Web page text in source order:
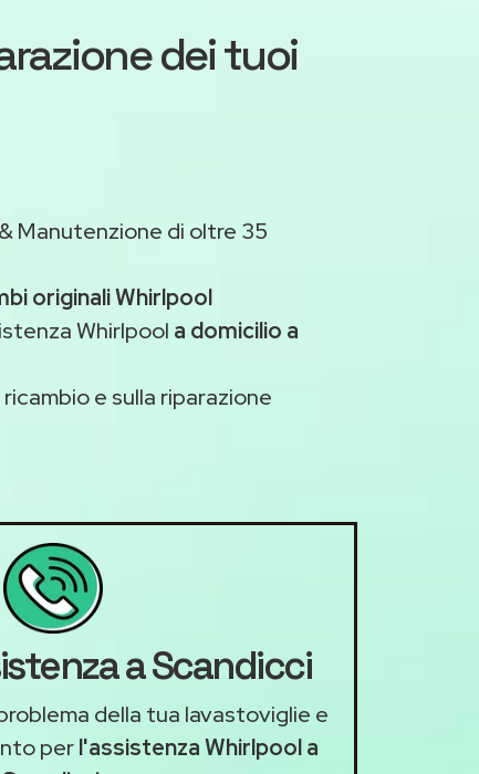
dei tuoi
Manutenzione di oltre 35
originali Whirlpool
Whirlpool a domicilio a
e sulla riparazione
a Scandicci
della tua lavastoviglie e
perl'assistenza Whirlpool a